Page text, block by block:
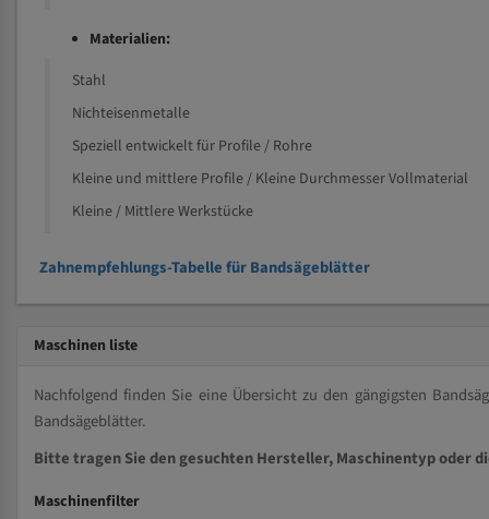
Materialien:
Stahl
Nichteisenmetalle
Speziell entwickelt für Profile / Rohre
Kleine und mittlere Profile / Kleine Durchmesser Vollmaterial
Kleine / Mittlere Werkstücke
Zahnempfehlungs-Tabelle für Bandsägeblätter
Maschinen liste
Nachfolgend finden Sie eine Übersicht zu den gängigsten
Bandsägeblätter.
Bitte tragen Sie den gesuchten Hersteller, Maschinentyp oder
Maschinenfilter